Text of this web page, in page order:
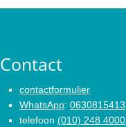
Contact
contactformulier
WhatsApp: 0630815413
telefoon (010) 248 4000